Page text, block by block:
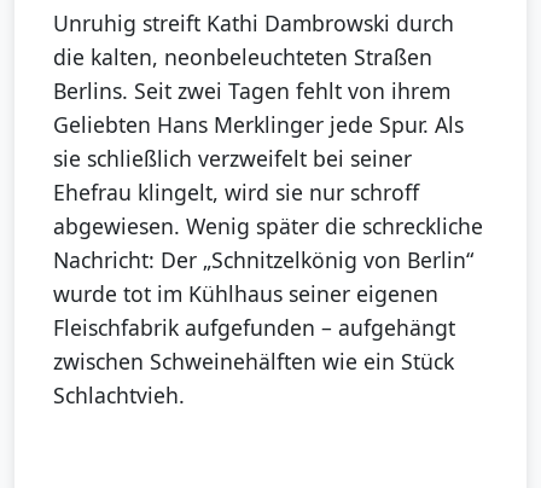
Unruhig streift Kathi Dambrowski durch
die kalten, neonbeleuchteten Straßen
Berlins. Seit zwei Tagen fehlt von ihrem
Geliebten Hans Merklinger jede Spur. Als
sie schließlich verzweifelt bei seiner
Ehefrau klingelt, wird sie nur schroff
abgewiesen. Wenig später die schreckliche
Nachricht: Der „Schnitzelkönig von Berlin“
wurde tot im Kühlhaus seiner eigenen
Fleischfabrik aufgefunden – aufgehängt
zwischen Schweinehälften wie ein Stück
Schlachtvieh.